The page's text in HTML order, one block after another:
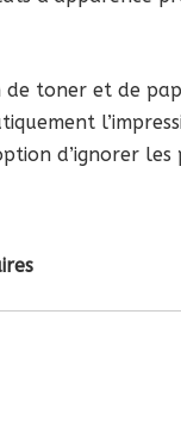
toner et de
d’ignorer les